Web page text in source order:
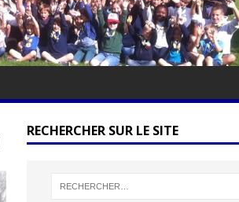
RECHERCHER SUR LE SITE